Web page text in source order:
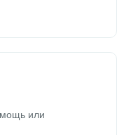
или